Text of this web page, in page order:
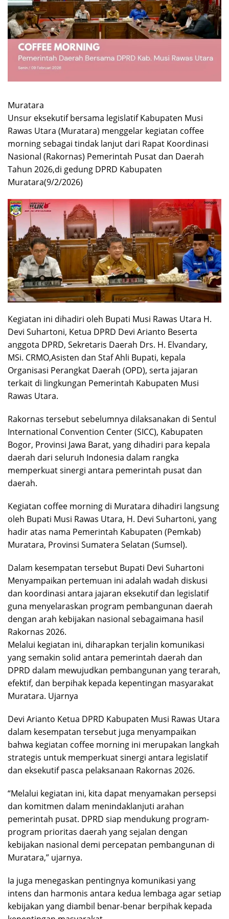
Muratara
Unsur eksekutif bersama legislatif Kabupaten Musi
Rawas Utara (Muratara) menggelar kegiatan coffee
morning sebagai tindak lanjut dari Rapat Koordinasi
Nasional (Rakornas) Pemerintah Pusat dan Daerah
Tahun 2026,di gedung DPRD Kabupaten
Muratara(9/2/2026)
Kegiatan ini dihadiri oleh Bupati Musi Rawas Utara H.
Devi Suhartoni, Ketua DPRD Devi Arianto Beserta
anggota DPRD, Sekretaris Daerah Drs. H. Elvandary,
MSi. CRMO,Asisten dan Staf Ahli Bupati, kepala
Organisasi Perangkat Daerah (OPD), serta jajaran
terkait di lingkungan Pemerintah Kabupaten Musi
Rawas Utara.
Rakornas tersebut sebelumnya dilaksanakan di Sentul
International Convention Center (SICC), Kabupaten
Bogor, Provinsi Jawa Barat, yang dihadiri para kepala
daerah dari seluruh Indonesia dalam rangka
memperkuat sinergi antara pemerintah pusat dan
daerah.
Kegiatan coffee morning di Muratara dihadiri langsung
oleh Bupati Musi Rawas Utara, H. Devi Suhartoni, yang
hadir atas nama Pemerintah Kabupaten (Pemkab)
Muratara, Provinsi Sumatera Selatan (Sumsel).
Dalam kesempatan tersebut Bupati Devi Suhartoni
Menyampaikan pertemuan ini adalah wadah diskusi
dan koordinasi antara jajaran eksekutif dan legislatif
guna menyelaraskan program pembangunan daerah
dengan arah kebijakan nasional sebagaimana hasil
Rakornas 2026.
Melalui kegiatan ini, diharapkan terjalin komunikasi
yang semakin solid antara pemerintah daerah dan
DPRD dalam mewujudkan pembangunan yang terarah,
efektif, dan berpihak kepada kepentingan masyarakat
Muratara. Ujarnya
Devi Arianto Ketua DPRD Kabupaten Musi Rawas Utara
dalam kesempatan tersebut juga menyampaikan
bahwa kegiatan coffee morning ini merupakan langkah
strategis untuk memperkuat sinergi antara legislatif
dan eksekutif pasca pelaksanaan Rakornas 2026.
“Melalui kegiatan ini, kita dapat menyamakan persepsi
dan komitmen dalam menindaklanjuti arahan
pemerintah pusat. DPRD siap mendukung program-
program prioritas daerah yang sejalan dengan
kebijakan nasional demi percepatan pembangunan di
Muratara,” ujarnya.
Ia juga menegaskan pentingnya komunikasi yang
intens dan harmonis antara kedua lembaga agar setiap
kebijakan yang diambil benar-benar berpihak kepada